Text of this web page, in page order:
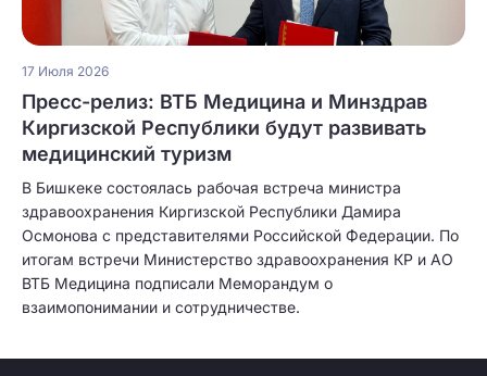
17 Июля 2026
Пресс-релиз: ВТБ Медицина и Минздрав
Киргизской Республики будут развивать
медицинский туризм
В Бишкеке состоялась рабочая встреча министра
здравоохранения Киргизской Республики Дамира
Осмонова с представителями Российской Федерации. По
итогам встречи Министерство здравоохранения КР и АО
ВТБ Медицина подписали Меморандум о
взаимопонимании и сотрудничестве.